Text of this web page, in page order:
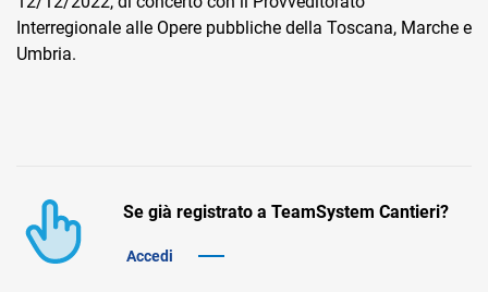
Fatturazione
Interregionale alle Opere pubbliche della Toscana, Marche e
Umbria.
Se già registrato a TeamSystem Cantieri?
Accedi